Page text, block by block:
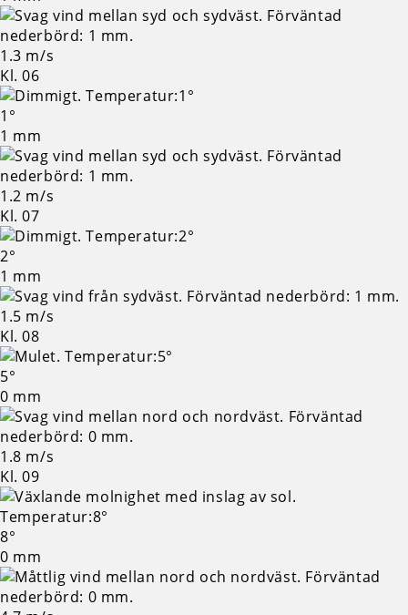
1.3 m/s
Kl. 06
1°
1 mm
1.2 m/s
Kl. 07
2°
1 mm
1.5 m/s
Kl. 08
5°
0 mm
1.8 m/s
Kl. 09
8°
0 mm